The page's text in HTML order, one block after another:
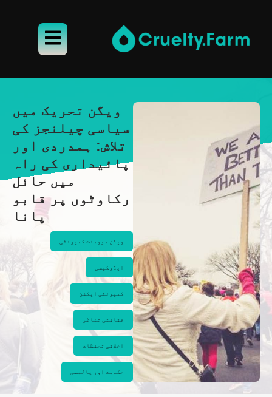
ویگن تحریک میں
سیاسی چیلنجز کی
تلاش: ہمدردی اور
پائیداری کی راہ
میں حائل
رکاوٹوں پر قابو
پانا
ویگن موومنٹ کمیونٹی
ایڈوکیسی
کمیونٹی ایکشن
ثقافتی تناظر
اخلاقی تحفظات
حکومت اور پالیسی